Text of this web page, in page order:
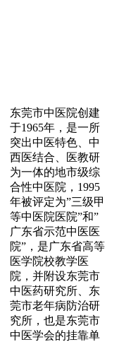
东莞市中医院创建
于1965年，是一所
突出中医特色、中
西医结合、医教研
为一体的地市级综
合性中医院，1995
年被评定为”三级甲
等中医院医院”和”
广东省示范中医医
院”，是广东省高等
医学院校教学医
院，并附设东莞市
中医药研究所、东
莞市老年病防治研
究所，也是东莞市
中医学会的挂靠单